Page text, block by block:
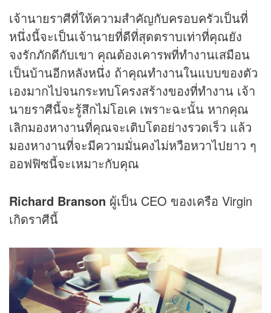
เจ้านายราศีที่ให้ความสำคัญกับครอบครัวเป็นที่
หนึ่งนี้จะเป็นเจ้านายที่ดีที่สุดตราบเท่าที่คุณยัง
จงรักภักดีกับเขา คุณต้องเคารพที่ทำงานเสมือน
เป็นบ้านอีกหลังหนึ่ง ถ้าคุณทำงานในแบบของตัว
เองมากไปจนกระทบโครงสร้างของที่ทำงาน เจ้า
นายราศีนี้จะรู้สึกไม่โอเค เพราะฉะนั้น หากคุณ
เลิกมองหางานที่คุณจะเติบโตอย่างรวดเร็ว แล้ว
มองหางานที่จะมีความมั่นคงไม่หวือหวาไปยาว ๆ
ออฟฟิซนี้จะเหมาะกับคุณ
Richard Branson ผู้เป็น CEO ของเครือ Virgin
เกิดราศีนี้